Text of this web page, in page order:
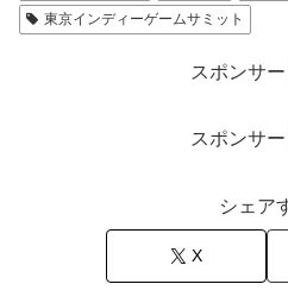
東京インディーゲームサミット
スポンサ
スポンサ
シェア
X